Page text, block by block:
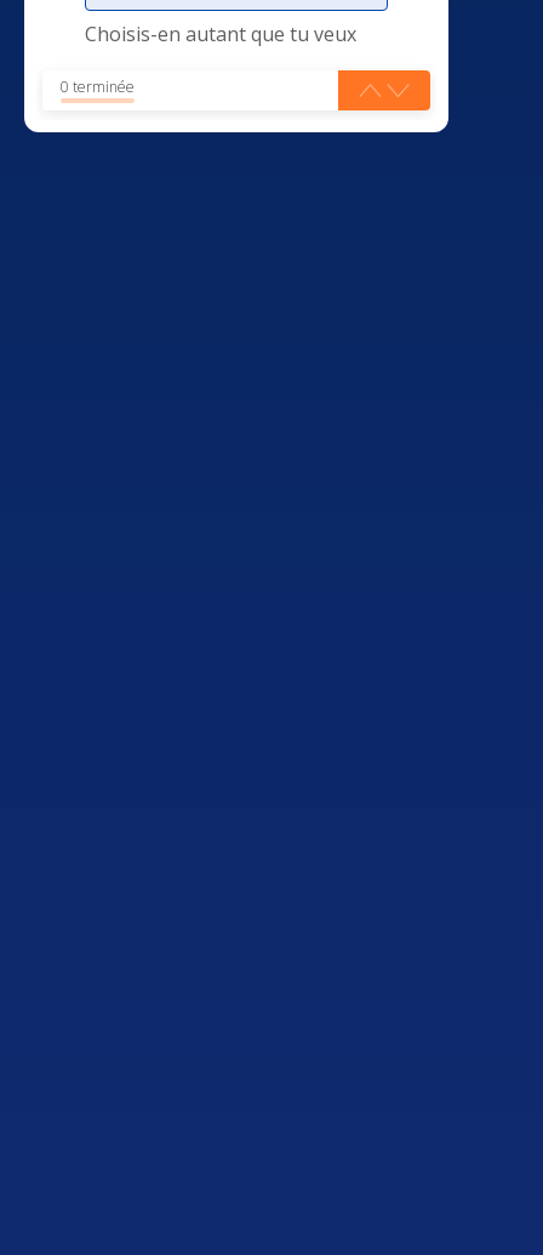
Choisis-en autant que tu veux
0 terminée